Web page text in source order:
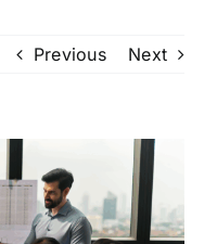
Previous Next